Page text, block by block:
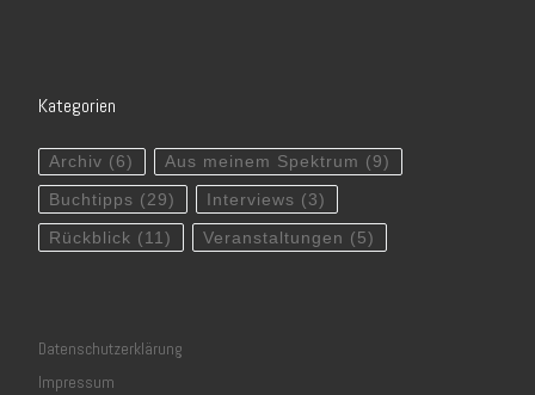
Kategorien
Archiv (6) Aus meinem Spektrum (9)
Buchtipps (29) Interviews (3)
Rückblick (11) Veranstaltungen (5)
Datenschutzerklärung
Impressum